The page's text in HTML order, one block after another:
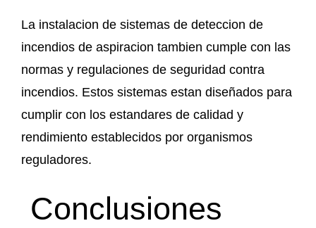
La instalacion de sistemas de deteccion de
incendios de aspiracion tambien cumple con las
normas y regulaciones de seguridad contra
incendios. Estos sistemas estan diseñados para
cumplir con los estandares de calidad y
rendimiento establecidos por organismos
reguladores.
Conclusiones